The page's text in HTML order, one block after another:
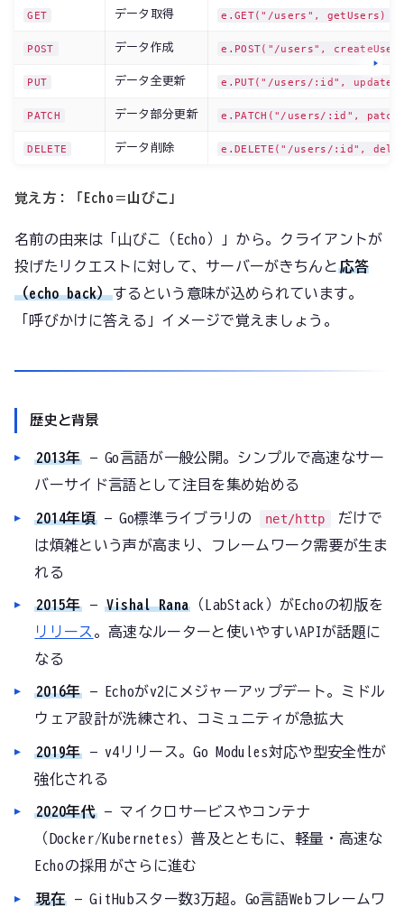
GET データ取得 e.GET("/users", getUsers)
POST データ作成 e.POST("/users",
PUT データ全更新 e.PUT("/users/:id",
PATCH データ部分更新 e.PATCH("/users/:id",
DELETE データ削除 e.DELETE("/users/:id",
覚え方：「Echo＝山びこ」
名前の由来は「山びこ（Echo）」から。クライアントが
投げたリクエストに対して、サーバーがきちんと応答
（echo back）するという意味が込められています。
「呼びかけに答える」イメージで覚えましょう。
歴史と背景
2013年 — Go言語が一般公開。シンプルで高速なサー
バーサイド言語として注目を集め始める
2014年頃— Go標準ライブラリの net/http
だけで
は煩雑という声が高まり、フレームワーク需要が生ま
れる
2015年 —Vishal Rana（LabStack）がEchoの初版を
リリース 。高速なルーターと使いやすいAPIが話題に
なる
2016年 — Echoがv2にメジャーアップデート。ミドル
ウェア設計が洗練され、コミュニティが急拡大
2019年 — v4リリース。Go Modules対応や型安全性が
強化される
2020年代— マイクロサービスやコンテナ
（Docker/Kubernetes）普及とともに、軽量・高速な
Echoの採用がさらに進む
現在 — GitHubスター数3万超。Go言語Webフレームワ